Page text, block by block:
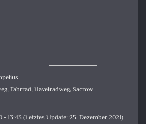
,Fahrrad,Havelradweg,Sacrow
- 13:43 (Letztes Update: 25. Dezember 2021)